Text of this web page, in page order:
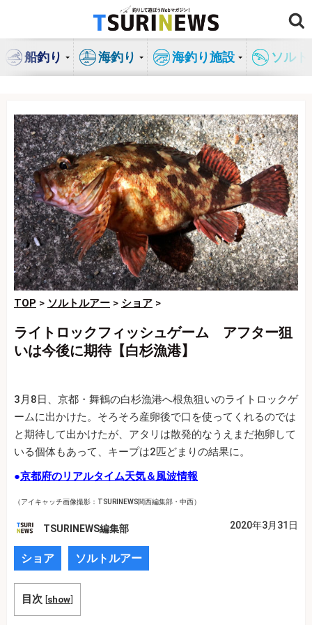
ン
船釣り 海釣り 海釣り施設 ソル
TOP > ソルトルアー > ショア >
ライトロックフィッシュゲーム アフター狙
いは今後に期待【白杉漁港】
3月8日、京都・舞鶴の白杉漁港へ根魚狙いのライトロックゲ
ームに出かけた。そろそろ産卵後で口を使ってくれるのでは
と期待して出かけたが、アタリは散発的なうえまだ抱卵して
いる個体もあって、キープは2匹どまりの結果に。
●京都府のリアルタイム天気＆風波情報
（アイキャッチ画像撮影：TSURINEWS関西編集部・中西）
TSURINEWS編集部 2020年3月31日
ショア ソルトルアー
目次 [show]